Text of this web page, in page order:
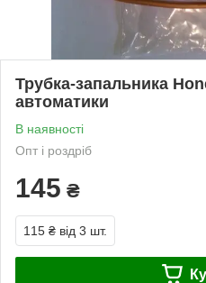
Трубка-запальника
автоматики
В наявності
Опт і роздріб
145 ₴
115 ₴ від 3 шт.